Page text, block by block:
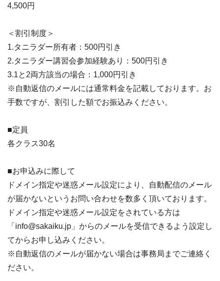
4,500円
＜割引制度＞
1.タニラダー所有者：500円引き
2.タニラダー講習会参加経験あり：500円引き
3.1と2両方該当の場合：1,000円引き
※自動返信のメールには通常料金を記載しております。お
手数ですが、割引した額でお振込みください。
■定員
各クラス30名
■お申込みに際して
ドメイン指定や迷惑メール設定により、自動配信のメール
が届かないというお問い合わせを数多く頂いております。
ドメイン指定や迷惑メール設定をされている方は
「info@sakaiku.jp」からのメールを受信できるよう設定し
てからお申し込みください。
※自動返信のメールが届かない場合は事務局までご連絡く
ださい。